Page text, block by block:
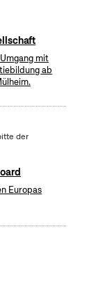
mit
ab
der
Europas